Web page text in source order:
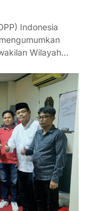
Indonesia
Wilayah…